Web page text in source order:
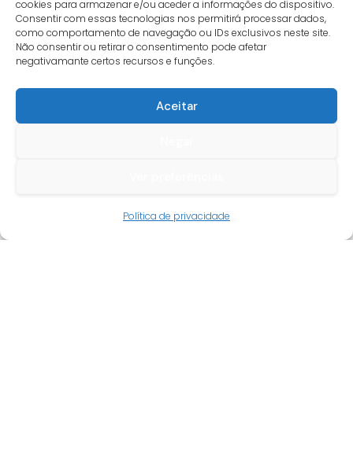
cookies para armazenar e/ou aceder a informações do dispositivo.
Consentir com essas tecnologias nos permitirá processar dados,
como comportamento de navegação ou IDs exclusivos neste site.
Não consentir ou retirar o consentimento pode afetar
negativamante certos recursos e funções.
Aceitar
Política de privacidade